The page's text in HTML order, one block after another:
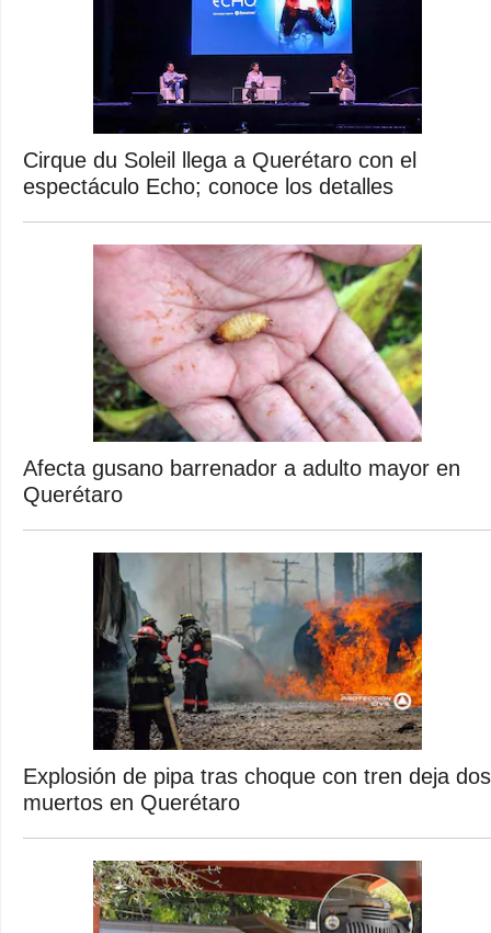
Cirque du Soleil llega a Querétaro con el
espectáculo Echo; conoce los detalles
Afecta gusano barrenador a adulto mayor en
Querétaro
Explosión de pipa tras choque con tren deja dos
muertos en Querétaro